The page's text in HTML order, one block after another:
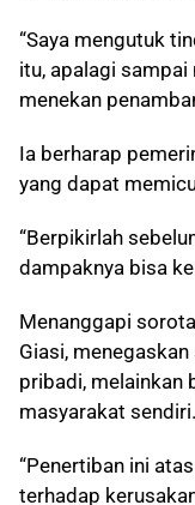
“Saya mengutuk
itu, apalagi
menekan
Ia berharap
yang dapat
“Berpikirlah
dampaknya bisa
Menanggapi
Giasi,
pribadi, melainkan
masyarakat sendiri.
“Penertiban ini
terhadap